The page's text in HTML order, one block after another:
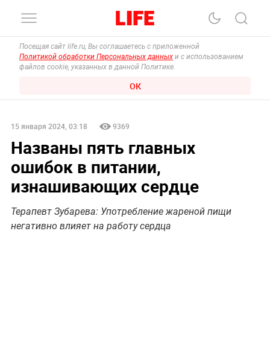
Посещая сайт life.ru, Вы соглашаетесь с приложенной
Политикой обработки Персональных данных и с использованием
файлов cookie, указанных в данной Политике.
ОК
15 января 2024, 03:18 9369
Названы пять главных
ошибок в питании,
изнашивающих сердце
Терапевт Зубарева: Употребление жареной пищи
негативно влияет на работу сердца